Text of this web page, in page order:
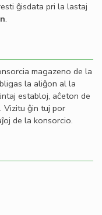
ĝisdata pri la lastaj
.
magazeno de la
la aliĝon al la
establoj, aĉeton de
Vizitu ĝin tuj por
de la konsorcio.